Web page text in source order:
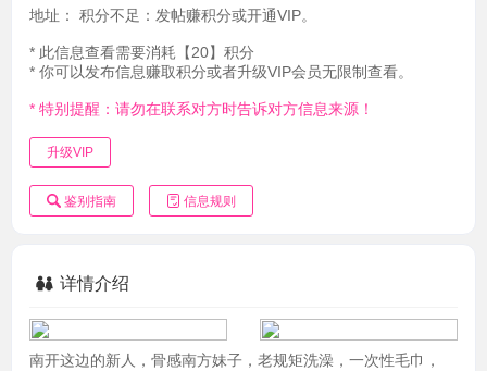
地址： 积分不足：发帖赚积分或开通VIP。
* 此信息查看需要消耗【20】积分
* 你可以发布信息赚取积分或者升级VIP会员无限制查看。
* 特别提醒：请勿在联系对方时告诉对方信息来源！
升级VIP
鉴别指南 信息规则
详情介绍
南开这边的新人，骨感南方妹子，老规矩洗澡，一次性毛巾，